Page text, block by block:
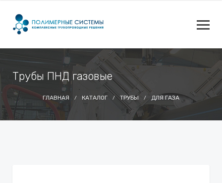
Трубы ПНД газовые
ГЛАВНАЯ КАТАЛОГ ТРУБЫ ДЛЯ ГАЗА